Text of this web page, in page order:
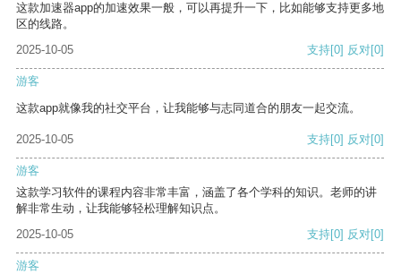
这款加速器app的加速效果一般，可以再提升一下，比如能够支持更多地
区的线路。
2025-10-05
支持[0] 反对[0]
游客
这款app就像我的社交平台，让我能够与志同道合的朋友一起交流。
2025-10-05 支持[0] 反对[0]
游客
这款学习软件的课程内容非常丰富，涵盖了各个学科的知识。老师的讲
解非常生动，让我能够轻松理解知识点。
2025-10-05
支持[0] 反对[0]
游客